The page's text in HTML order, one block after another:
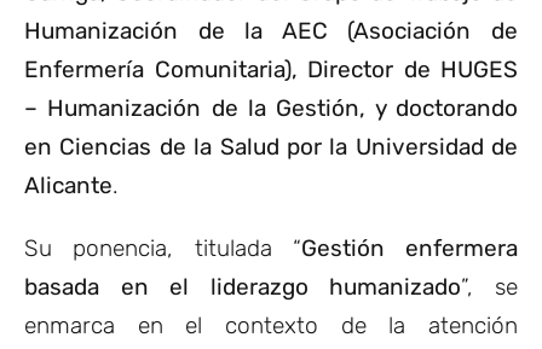
Humanización de la AEC (Asociación de
Enfermería Comunitaria), Director de HUGES
– Humanización de la Gestión, y doctorando
en Ciencias de la Salud por la Universidad de
Alicante.
Su ponencia, titulada “Gestión enfermera
basada en el liderazgo humanizado”, se
enmarca en el contexto de la atención